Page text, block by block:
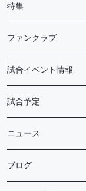
特集
ファンクラブ
試合イベント情報
試合予定
ニュース
ブログ